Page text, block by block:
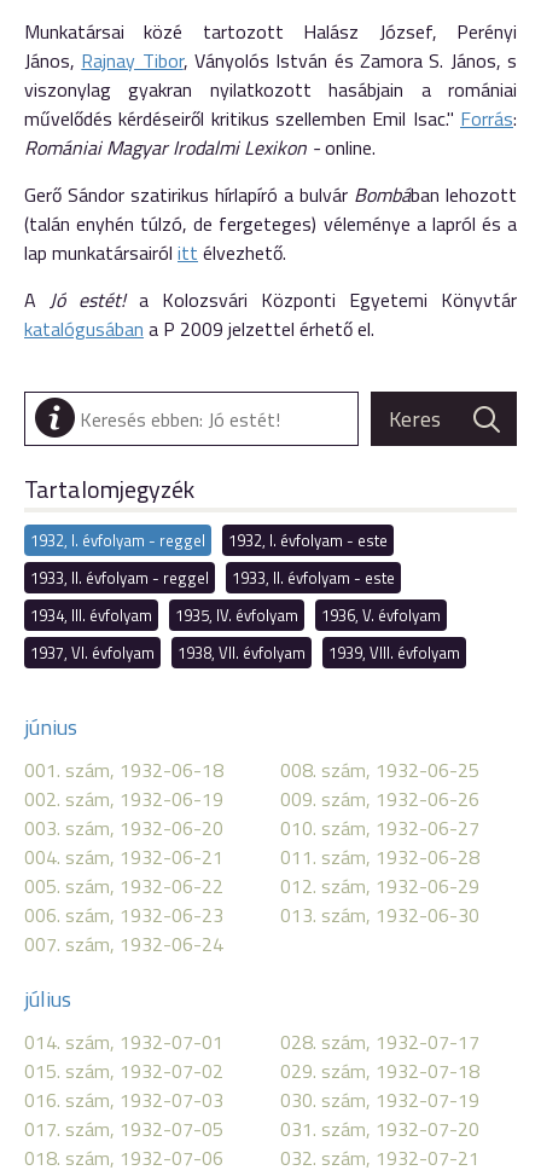
Munkatársai közé tartozott Halász József, Perényi
János, Rajnay Tibor, Ványolós István és Zamora S. János, s
viszonylag gyakran nyilatkozott hasábjain a romániai
művelődés kérdéseiről kritikus szellemben Emil Isac." Forrás:
Romániai Magyar Irodalmi Lexikon -online.
Gerő Sándor szatirikus hírlapíró a bulvár Bombában lehozott
(talán enyhén túlzó, de fergeteges) véleménye a lapról és a
lap munkatársairól itt élvezhető.
A Jó estét!a Kolozsvári Központi Egyetemi Könyvtár
katalógusában a P 2009 jelzettel érhető el.
Tartalomjegyzék
1932, I. évfolyam - reggel
1932, I. évfolyam - este
1933, II. évfolyam - reggel
1933, II. évfolyam - este
1934, III. évfolyam
1935, IV. évfolyam
1936, V. évfolyam
1937, VI. évfolyam
1938, VII. évfolyam 1939, VIII. évfolyam
június
001. szám, 1932-06-18
002. szám, 1932-06-19
003. szám, 1932-06-20
004. szám, 1932-06-21
005. szám, 1932-06-22
006. szám, 1932-06-23
007. szám, 1932-06-24
008. szám, 1932-06-25
009. szám, 1932-06-26
010. szám, 1932-06-27
011. szám, 1932-06-28
012. szám, 1932-06-29
013. szám, 1932-06-30
július
014. szám, 1932-07-01
015. szám, 1932-07-02
016. szám, 1932-07-03
017. szám, 1932-07-05
018. szám, 1932-07-06
028. szám, 1932-07-17
029. szám, 1932-07-18
030. szám, 1932-07-19
031. szám, 1932-07-20
032. szám, 1932-07-21